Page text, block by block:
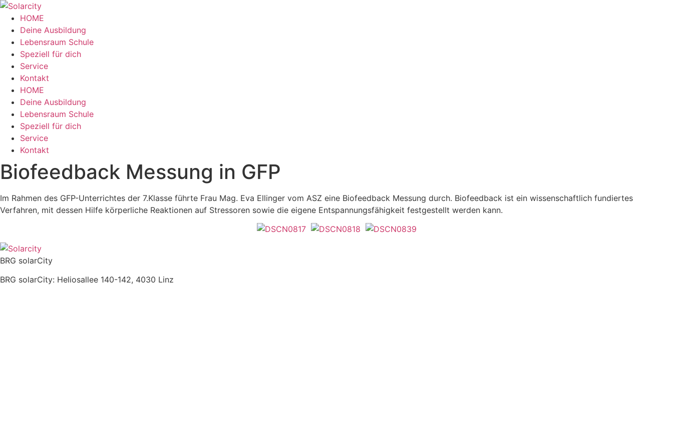
Zum
Inhalt
wechseln
HOME
Deine Ausbildung
Lebensraum Schule
Speziell für dich
Service
Kontakt
Menü HOME
Deine Ausbildung
Lebensraum Schule
Speziell für dich
Service
Kontakt
Biofeedback Messung in GFP
Im Rahmen des GFP-Unterrichtes der 7.Klasse führte Frau Mag. Eva Ellinger vom ASZ eine Biofeedback Messung durch. Biofeedback ist ein wissenschaftlich fundiertes
Verfahren, mit dessen Hilfe körperliche Reaktionen auf Stressoren sowie die eigene Entspannungsfähigkeit festgestellt werden kann.
BRG solarCity
BRG solarCity: Heliosallee 140-142, 4030 Linz